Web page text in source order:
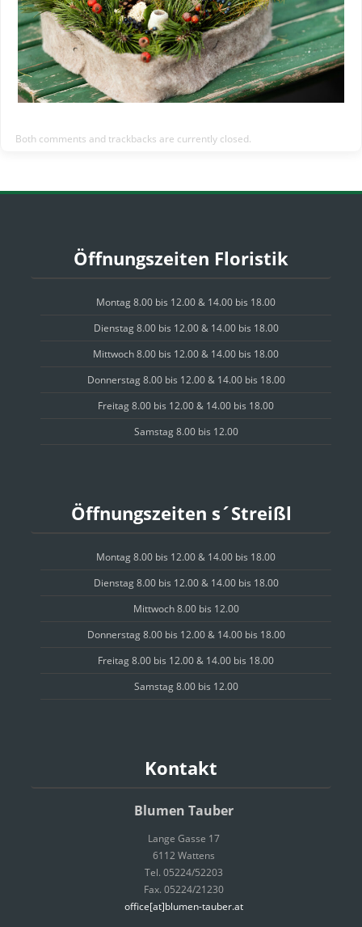
Both comments and trackbacks are currently closed.
Öffnungszeiten Floristik
Montag 8.00 bis 12.00 & 14.00 bis 18.00
Dienstag 8.00 bis 12.00 & 14.00 bis 18.00
Mittwoch 8.00 bis 12.00 & 14.00 bis 18.00
Donnerstag 8.00 bis 12.00 & 14.00 bis 18.00
Freitag 8.00 bis 12.00 & 14.00 bis 18.00
Samstag 8.00 bis 12.00
Öffnungszeiten s´Streißl
Montag 8.00 bis 12.00 & 14.00 bis 18.00
Dienstag 8.00 bis 12.00 & 14.00 bis 18.00
Mittwoch 8.00 bis 12.00
Donnerstag 8.00 bis 12.00 & 14.00 bis 18.00
Freitag 8.00 bis 12.00 & 14.00 bis 18.00
Samstag 8.00 bis 12.00
Kontakt
Blumen Tauber
Lange Gasse 17
6112 Wattens
Tel. 05224/52203
Fax. 05224/21230
office[at]blumen-tauber.at